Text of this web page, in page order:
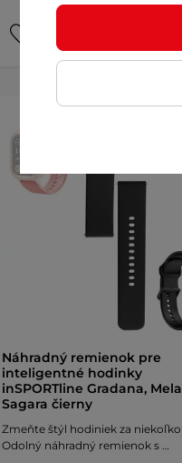
Náhradný remienok pre
inteligentné hodinky
inSPORTline Gradana,
Sagara čierny
Zmeňte štýl hodiniek za niekoľko
Odolný náhradný remienok s …